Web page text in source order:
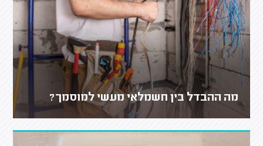
מה ההבדל בין חשמלאי מעשי למוסמך?